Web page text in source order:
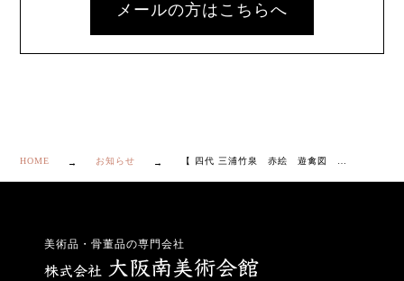
メールの方はこちらへ
HOME お知らせ
美術品・骨董品の専門会社